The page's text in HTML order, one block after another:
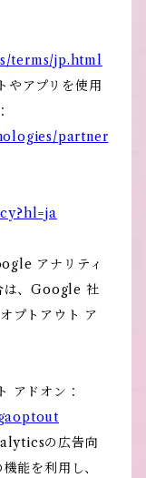
terms/jp.html
やアプリを使用
partner
アナリティ
は、Google 社
プトアウト ア
アドオン：
の広告向
能を利用し、